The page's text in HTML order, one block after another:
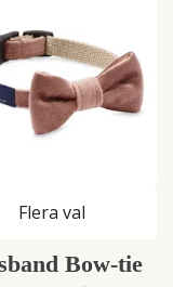
Flera val
Bow-tie